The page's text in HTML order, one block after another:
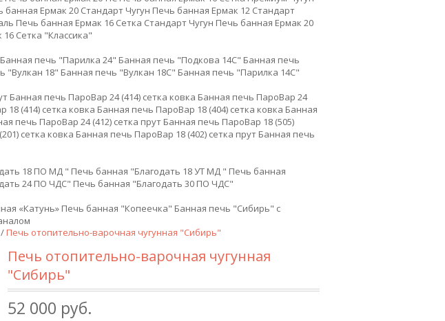
банная Ермак 20 Стандарт Чугун Печь банная Ермак 12 Стандарт
Печь банная Ермак 16 Сетка Стандарт Чугун Печь банная Ермак 20
Сетка "Классика"
Банная печь "Парилка 24" Банная печь "Подкова 14С" Банная печь
"Вулкан 18" Банная печь "Вулкан 18С" Банная печь "Парилка 14С"
Банная печь ПароВар 24 (414) сетка ковка Банная печь ПароВар 24
18 (414) сетка ковка Банная печь ПароВар 18 (404) сетка ковка Банная
печь ПароВар 24 (412) сетка прут Банная печь ПароВар 18 (505)
сетка ковка Банная печь ПароВар 18 (402) сетка прут Банная печь
18 ПО МД " Печь банная "Благодать 18 УТ МД " Печь банная
24 ПО ЧДС" Печь банная "Благодать 30 ПО ЧДС"
«Катунь» Печь банная "Копеечка" Банная печь "Сибирь" с
/Печь отопительно-варочная чугунная "Сибирь"
Печь отопительно-варочная чугунная
"Сибирь"
52 000 руб.